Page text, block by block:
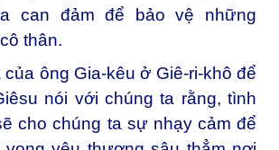
can đảm để bảo vệ những
thân.
ông Gia-kêu ở Giê-ri-khô để
nói với chúng ta rằng, tình
cho chúng ta sự nhạy cảm để